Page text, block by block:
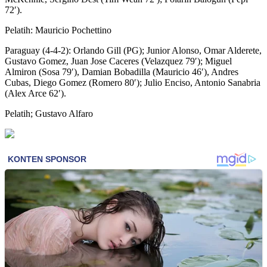
72′).
Pelatih: Mauricio Pochettino
Paraguay (4-4-2): Orlando Gill (PG); Junior Alonso, Omar Alderete,
Gustavo Gomez, Juan Jose Caceres (Velazquez 79′); Miguel
Almiron (Sosa 79′), Damian Bobadilla (Mauricio 46′), Andres
Cubas, Diego Gomez (Romero 80′); Julio Enciso, Antonio Sanabria
(Alex Arce 62′).
Pelatih; Gustavo Alfaro